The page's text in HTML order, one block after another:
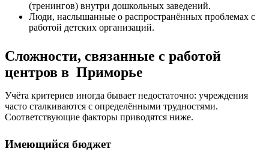
(тренингов) внутри дошкольных заведений.
Люди, наслышанные о распространённых проблемах с
работой детских организаций.
Сложности, связанные с работой
центров в Приморье
Учёта критериев иногда бывает недостаточно: учреждения
часто сталкиваются с определёнными трудностями.
Соответствующие факторы приводятся ниже.
Имеющийся бюджет